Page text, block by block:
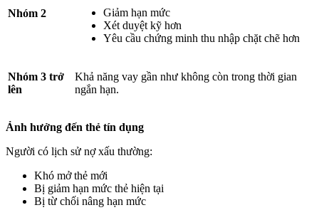
Nhóm 2
Giảm hạn mức
Xét duyệt kỹ hơn
Yêu cầu chứng minh thu nhập chặt chẽ hơn
Nhóm 3 trở
lên
Khả năng vay gần như không còn trong thời gian
ngắn hạn.
Ảnh hưởng đến thẻ tín dụng
Người có lịch sử nợ xấu thường:
Khó mở thẻ mới
Bị giảm hạn mức thẻ hiện tại
Bị từ chối nâng hạn mức